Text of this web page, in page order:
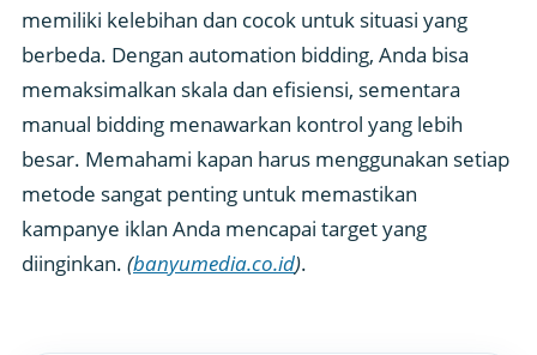
memiliki kelebihan dan cocok untuk situasi yang
berbeda. Dengan automation bidding, Anda bisa
memaksimalkan skala dan efisiensi, sementara
manual bidding menawarkan kontrol yang lebih
besar. Memahami kapan harus menggunakan setiap
metode sangat penting untuk memastikan
kampanye iklan Anda mencapai target yang
diinginkan. (banyumedia.co.id).